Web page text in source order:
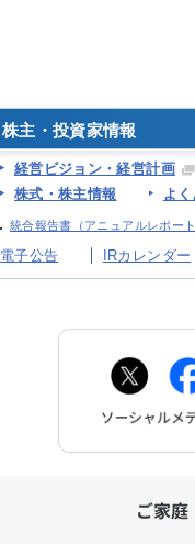
株主・投資家情報
経営ビジョン・経営計画
株式・株主情報
よ
統合報告書（アニュアルレポー
電子公告 IRカレンダー
ご家